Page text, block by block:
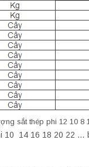
sắt thép phi 12 10 8
14 16 18 20 22 …